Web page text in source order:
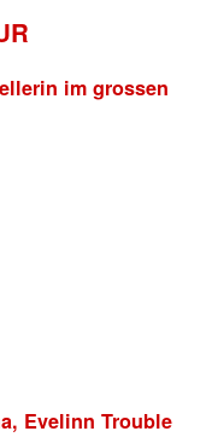
im grossen
Evelinn Trouble